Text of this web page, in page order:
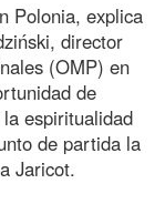
Polonia, explica
director
(OMP) en
de
espiritualidad
de partida la
Jaricot.